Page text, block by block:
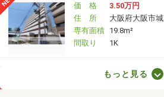
価 格
3.50万円
住 所
大阪府大阪市
専有面積 19.8m²
間取り
1K
大阪府大阪市中央区谷町５丁目
もっと見る